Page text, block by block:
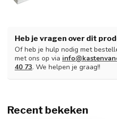
Heb je vragen over dit
Of heb je hulp nodig met
met ons op via
40 73. We helpen je graag!!
Recent bekeken